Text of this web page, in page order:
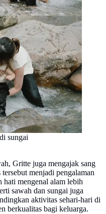
sungai
Gritte juga mengajak sang
menjadi pengalaman
hati mengenal alam lebih
sawah dan sungai juga
aktivitas sehari-hari di
berkualitas bagi keluarga.